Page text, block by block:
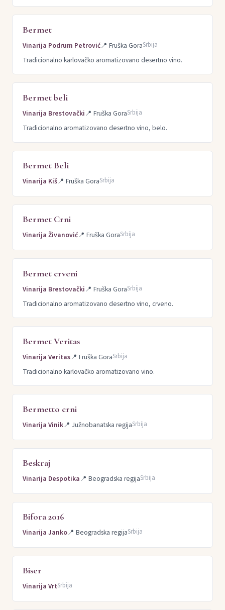
Bermet
Vinarija Podrum Petrović📍 Fruška GoraSrbija
Tradicionalno karlovačko aromatizovano desertno vino.
Bermet beli
Vinarija Brestovački📍 Fruška GoraSrbija
Tradicionalno aromatizovano desertno vino, belo.
Bermet Beli
Vinarija Kiš📍 Fruška GoraSrbija
Bermet Crni
Vinarija Živanović📍 Fruška GoraSrbija
Bermet crveni
Vinarija Brestovački📍 Fruška GoraSrbija
Tradicionalno aromatizovano desertno vino, crveno.
Bermet Veritas
Vinarija Veritas📍 Fruška GoraSrbija
Tradicionalno karlovačko aromatizovano vino.
Bermetto crni
Vinarija Vinik📍 Južnobanatska regijaSrbija
Beskraj
Vinarija Despotika📍 Beogradska regijaSrbija
Bifora 2016
Vinarija Janko📍 Beogradska regijaSrbija
Biser
Vinarija VrtSrbija